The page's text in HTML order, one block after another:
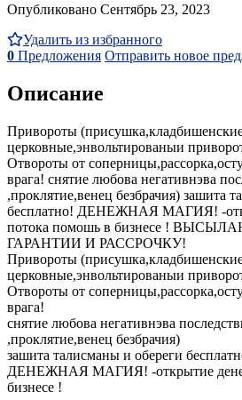
Опубликовано Сентябрь 23, 2023
Удалить из избранного
0 Предложения Отправить новое
Описание
Привороты
церковные,энвольтированыи
Отвороты от
врага! снятие любова негативнэва
,проклятие,венец безбрачия) зашита
бесплатно! ДЕНЕЖНАЯ МАГИЯ! -
потока помошь в бизнесе !
ГАРАНТИИ И РАССРОЧКУ!
Привороты
церковные,энвольтированыи
Отвороты от
врага!
снятие любова негативнэва
,проклятие,венец безбрачия)
зашита талисманы и обереги
ДЕНЕЖНАЯ МАГИЯ! -открытие
бизнесе !